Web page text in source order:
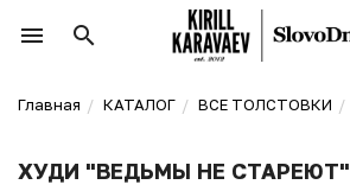
Главная КАТАЛОГ ВСЕ ТОЛСТОВКИ
ХУДИ "ВЕДЬМЫ НЕ СТАРЕЮТ"